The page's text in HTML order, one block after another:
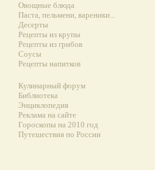
Овощные блюда
Паста, пельмени, вареники...
Десерты
Рецепты из крупы
Рецепты из грибов
Соусы
Рецепты напитков
Кулинарный форум
Библиотека
Энциклопедия
Реклама на сайте
Гороскопы на 2010 год
Путешествия по России